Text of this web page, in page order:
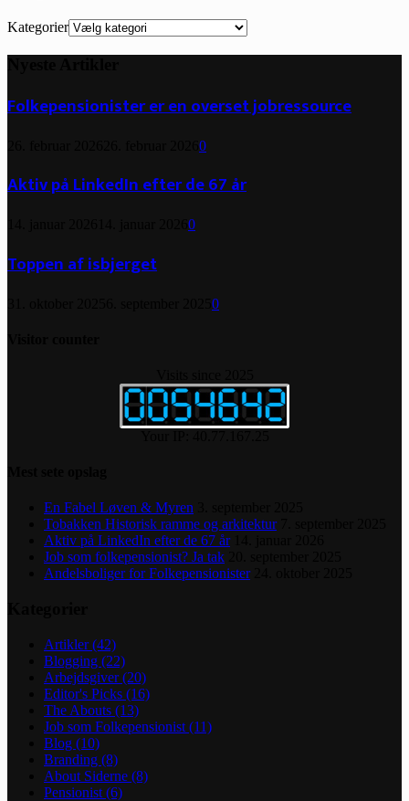
Kategorier
Folkepensionister er en overset jobressource
0
Aktiv på LinkedIn efter de 67 år
0
Toppen af isbjerget
0
En Fabel Løven & Myren
Tobakken Historisk ramme og arkitektur
Aktiv på LinkedIn efter de 67 år
Job som folkepensionist? Ja tak
Andelsboliger for Folkepensionister
Artikler(42)
Blogging (22)
Arbejdsgiver(20)
Editor's Picks (16)
The Abouts (13)
Job som Folkepensionist (11)
Blog (10)
Branding (8)
About Siderne (8)
Pensionist (6)